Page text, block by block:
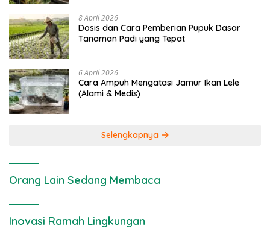
8 April 2026
Dosis dan Cara Pemberian Pupuk Dasar
Tanaman Padi yang Tepat
6 April 2026
Cara Ampuh Mengatasi Jamur Ikan Lele
(Alami & Medis)
Selengkapnya
Orang Lain Sedang Membaca
Inovasi Ramah Lingkungan